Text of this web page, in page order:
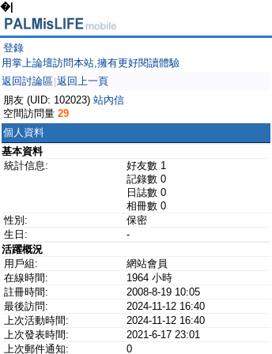
�|
登錄
用掌上論壇訪問本站,擁有更好閱讀體驗
返回討論區 返回上一頁
朋友 (UID: 102023) 站內信
空間訪問量 29
個人資料
基本資料
統計信息:
好友數 1
記錄數 0
日誌數 0
相冊數 0
性別:
保密
生日:
-
活躍概況
用戶組:
網站會員
在線時間:
1964 小時
註冊時間:
2008-8-19 10:05
最後訪問:
2024-11-12 16:40
上次活動時間:
2024-11-12 16:40
上次發表時間:
2021-6-17 23:01
上次郵件通知:
0